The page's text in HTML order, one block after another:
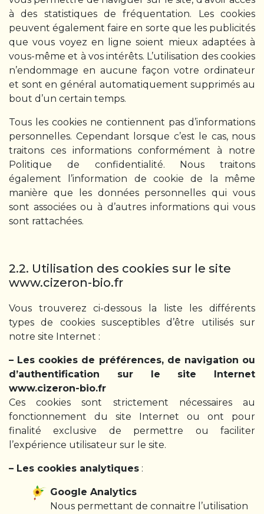
à des statistiques de fréquentation. Les cookies
peuvent également faire en sorte que les publicités
que vous voyez en ligne soient mieux adaptées à
vous-même et à vos intérêts. L’utilisation des cookies
n’endommage en aucune façon votre ordinateur
et sont en général automatiquement supprimés au
bout d’un certain temps.
Tous les cookies ne contiennent pas d’informations
personnelles. Cependant lorsque c’est le cas, nous
traitons ces informations conformément à notre
Politique de confidentialité. Nous traitons
également l’information de cookie de la même
manière que les données personnelles qui vous
sont associées ou à d’autres informations qui vous
sont rattachées.
2.2. Utilisation des cookies sur le site
www.cizeron-bio.fr
Vous trouverez ci-dessous la liste les différents
types de cookies susceptibles d’être utilisés sur
notre site Internet :
– Les cookies de préférences, de navigation ou
d’authentification sur le site Internet
www.cizeron-bio.fr
Ces cookies sont strictement nécessaires au
fonctionnement du site Internet ou ont pour
finalité exclusive de permettre ou faciliter
l’expérience utilisateur sur le site.
– Les cookies analytiques :
Google Analytics
Nous permettant de connaitre l’utilisation